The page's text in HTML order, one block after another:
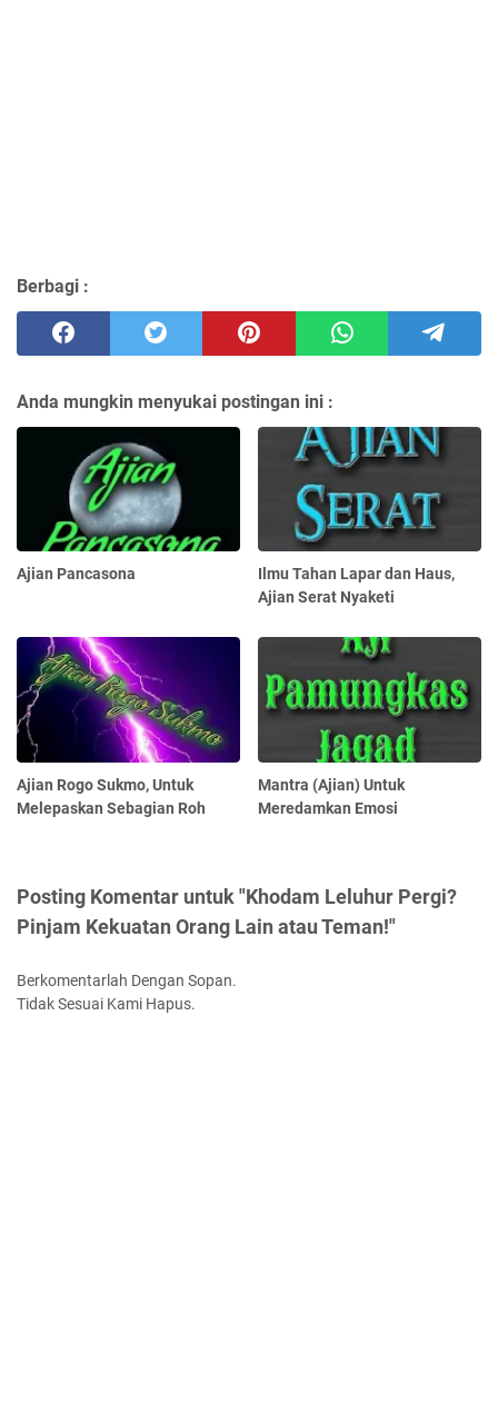
Berbagi :
Anda mungkin menyukai postingan ini :
Ajian Pancasona
Ilmu Tahan Lapar dan Haus,
Ajian Serat Nyaketi
Ajian Rogo Sukmo, Untuk
Melepaskan Sebagian Roh
Mantra (Ajian) Untuk
Meredamkan Emosi
Posting Komentar untuk "Khodam Leluhur Pergi?
Pinjam Kekuatan Orang Lain atau Teman!"
Berkomentarlah Dengan Sopan.
Tidak Sesuai Kami Hapus.